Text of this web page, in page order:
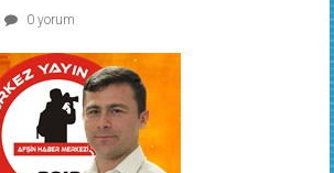
0 yorum